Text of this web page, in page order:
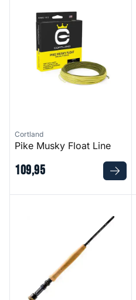
Cortland
Pike Musky Float Line
109,95